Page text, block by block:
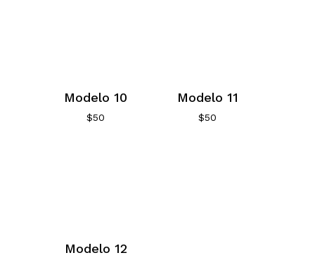
Modelo 10
$50
Modelo 11
$50
Modelo 12